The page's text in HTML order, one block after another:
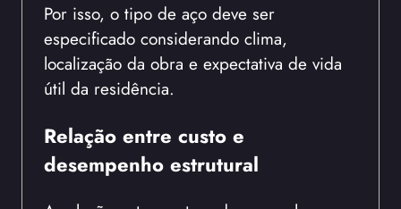
Por isso, o tipo de aço deve ser
especificado considerando clima,
localização da obra e expectativa de vida
útil da residência.
Relação entre custo e
desempenho estrutural